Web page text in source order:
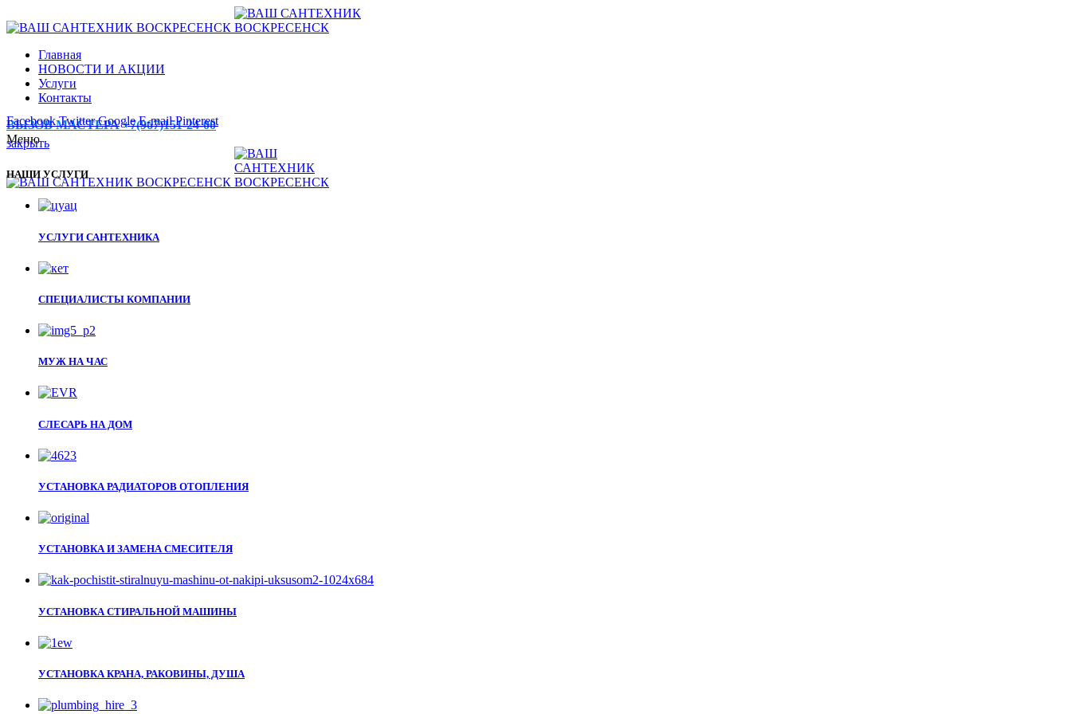
Главная
НОВОСТИ И АКЦИИ
Услуги
Контакты
ВЫЗОВ МАСТЕРА +7(967)151-24-00
Меню
Facebook Twitter Google E-mail Pinterest
закрыть
НАШИ УСЛУГИ
УСЛУГИ САНТЕХНИКА
СПЕЦИАЛИСТЫ КОМПАНИИ
МУЖ НА ЧАС
СЛЕСАРЬ НА ДОМ
УСТАНОВКА РАДИАТОРОВ ОТОПЛЕНИЯ
УСТАНОВКА И ЗАМЕНА СМЕСИТЕЛЯ
УСТАНОВКА СТИРАЛЬНОЙ МАШИНЫ
УСТАНОВКА КРАНА, РАКОВИНЫ, ДУША